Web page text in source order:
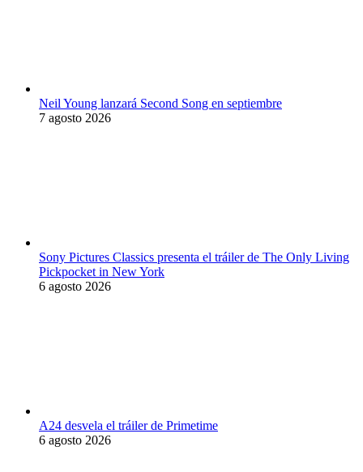
Neil Young lanzará Second Song en septiembre
7 agosto 2026
Sony Pictures Classics presenta el tráiler de The Only Living
Pickpocket in New York
6 agosto 2026
A24 desvela el tráiler de Primetime
6 agosto 2026